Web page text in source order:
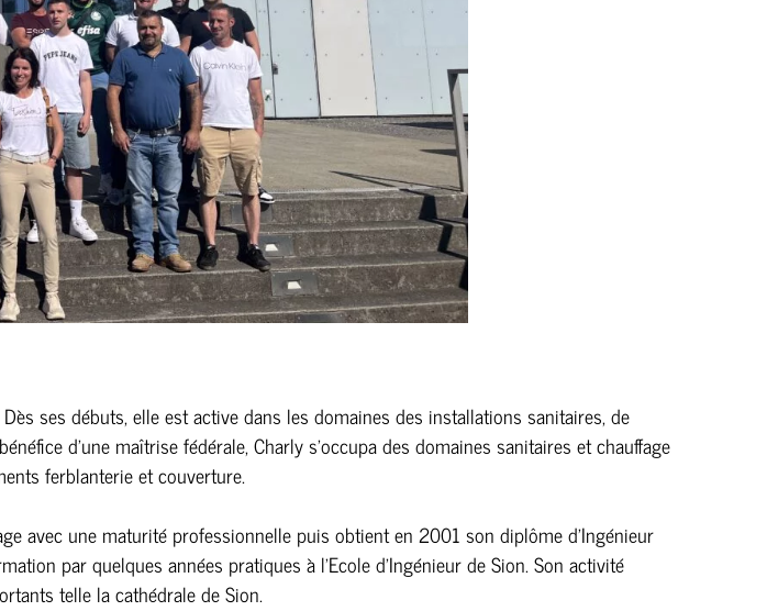
ses débuts, elle est active dans les domaines des installations sanitaires, de
d’une maîtrise fédérale, Charly s’occupa des domaines sanitaires et chauffage
ferblanterie et couverture.
avec une maturité professionnelle puis obtient en 2001 son diplôme d’Ingénieur
par quelques années pratiques à l’Ecole d’Ingénieur de Sion. Son activité
telle la cathédrale de Sion.